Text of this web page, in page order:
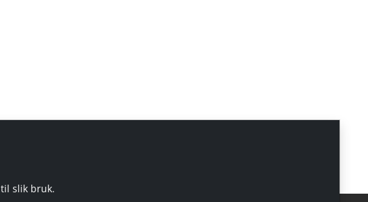
slik bruk.